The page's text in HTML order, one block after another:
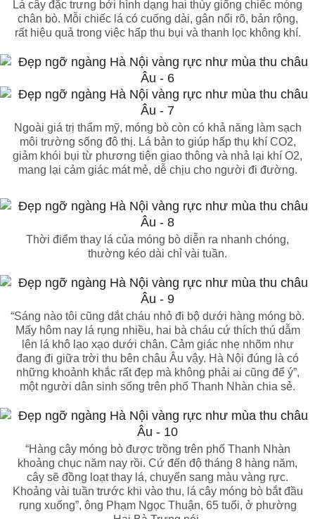
Lá cây đặc trưng bởi hình dạng hai thùy giống chiếc móng
chân bò. Mỗi chiếc lá có cuống dài, gân nổi rõ, bản rộng,
rất hiệu quả trong việc hấp thu bụi và thanh lọc không khí.
Ngoài giá trị thẩm mỹ, móng bò còn có khả năng làm sạch
môi trường sống đô thị. Lá bản to giúp hấp thụ khí CO2,
giảm khói bụi từ phương tiện giao thông và nhả lại khí O2,
mang lại cảm giác mát mẻ, dễ chịu cho người đi đường.
Thời điểm thay lá của móng bò diễn ra nhanh chóng,
thường kéo dài chỉ vài tuần.
“Sáng nào tôi cũng dắt cháu nhỏ đi bộ dưới hàng móng bò.
Mấy hôm nay lá rụng nhiều, hai bà cháu cứ thích thú dẫm
lên lá khô lạo xạo dưới chân. Cảm giác nhẹ nhõm như
đang đi giữa trời thu bên châu Âu vậy. Hà Nội đúng là có
những khoảnh khắc rất đẹp mà không phải ai cũng để ý”,
một người dân sinh sống trên phố Thanh Nhàn chia sẻ.
“Hàng cây móng bò được trồng trên phố Thanh Nhàn
khoảng chục năm nay rồi. Cứ đến độ tháng 8 hàng năm,
cây sẽ đồng loạt thay lá, chuyển sang màu vàng rực.
Khoảng vài tuần trước khi vào thu, lá cây móng bò bắt đầu
rụng xuống”, ông Phạm Ngọc Thuận, 65 tuổi, ở phường